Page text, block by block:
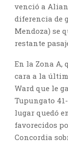
venció a
diferencia de
Mendoza) se
restante
En la Zona A,
cara a la
Ward que le
Tupungato
lugar quedó
favorecidos
Concordia